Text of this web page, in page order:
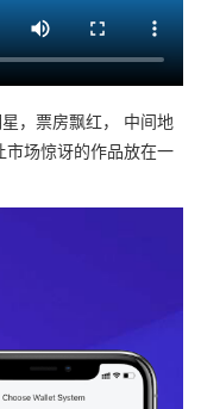
，票房飘红， 中间地
场惊讶的作品放在一